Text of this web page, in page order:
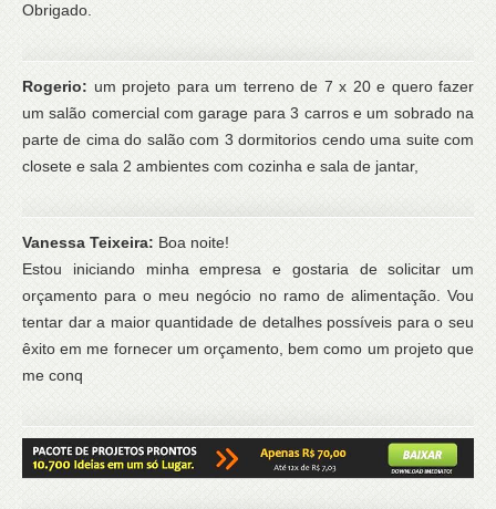
Obrigado.
Rogerio: um projeto para um terreno de 7 x 20 e quero fazer
um salão comercial com garage para 3 carros e um sobrado na
parte de cima do salão com 3 dormitorios cendo uma suite com
closete e sala 2 ambientes com cozinha e sala de jantar,
Vanessa Teixeira: Boa noite!
Estou iniciando minha empresa e gostaria de solicitar um
orçamento para o meu negócio no ramo de alimentação. Vou
tentar dar a maior quantidade de detalhes possíveis para o seu
êxito em me fornecer um orçamento, bem como um projeto que
me conq